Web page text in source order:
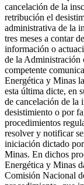
cancelación de la
retribución el
administrativa de la
tres meses a contar
información o
de la Administración
competente
Energética y Minas
esta última dicte, en
de cancelación de la
desistimiento o por
procedimientos
resolver y notificar
iniciación dictado
Minas. En dichos
Energética y Minas
Comisión Nacional